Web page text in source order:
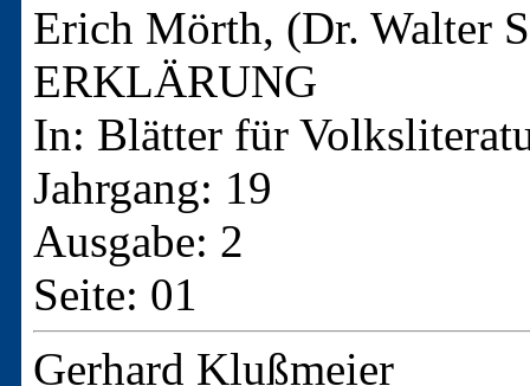
Erich Mörth, (Dr. Walter
ERKLÄRUNG
In: Blätter für
Jahrgang: 19
Ausgabe: 2
Seite: 01
Gerhard Klußmeier